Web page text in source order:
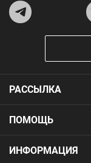
ПОМОЩЬ
ИНФОРМАЦИЯ
РАССЫЛКА